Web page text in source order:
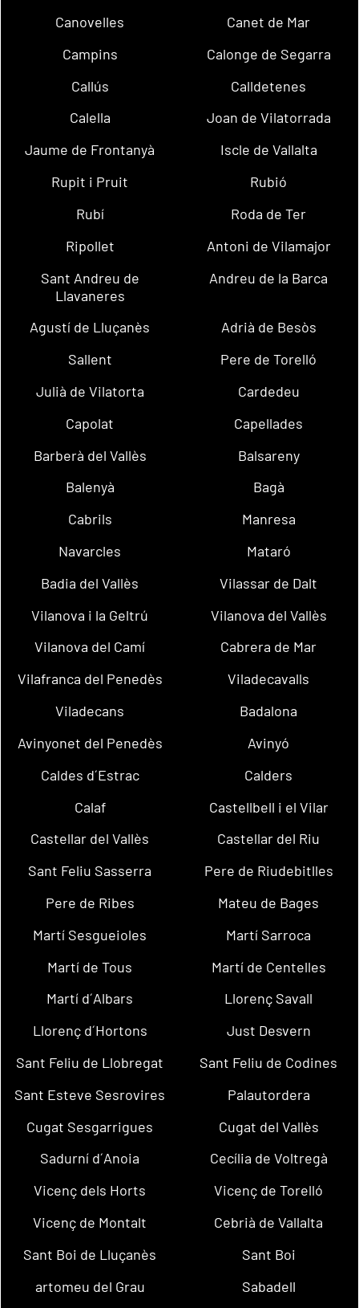
Canovelles
Canet de Mar
Campins
Calonge de Segarra
Callús
Calldetenes
Calella
Joan de Vilatorrada
Jaume de Frontanyà
Iscle de Vallalta
Rupit i Pruit
Rubió
Rubí
Roda de Ter
Ripollet
Antoni de Vilamajor
Sant Andreu de
Llavaneres
Andreu de la Barca
Agustí de Lluçanès
Adrià de Besòs
Sallent
Pere de Torelló
Julià de Vilatorta
Cardedeu
Capolat
Capellades
Barberà del Vallès
Balsareny
Balenyà
Bagà
Cabrils
Manresa
Navarcles
Mataró
Badia del Vallès
Vilassar de Dalt
Vilanova i la Geltrú
Vilanova del Vallès
Vilanova del Camí
Cabrera de Mar
Vilafranca del Penedès
Viladecavalls
Viladecans
Badalona
Avinyonet del Penedès
Avinyó
Caldes d´Estrac
Calders
Calaf
Castellbell i el Vilar
Castellar del Vallès
Castellar del Riu
Sant Feliu Sasserra
Pere de Riudebitlles
Pere de Ribes
Mateu de Bages
Martí Sesgueioles
Martí Sarroca
Martí de Tous
Martí de Centelles
Martí d´Albars
Llorenç Savall
Llorenç d´Hortons
Just Desvern
Sant Feliu de Llobregat
Sant Feliu de Codines
Sant Esteve Sesrovires
Palautordera
Cugat Sesgarrigues
Cugat del Vallès
Sadurní d´Anoia
Cecília de Voltregà
Vicenç dels Horts
Vicenç de Torelló
Vicenç de Montalt
Cebrià de Vallalta
Sant Boi de Lluçanès
Sant Boi
artomeu del Grau
Sabadell